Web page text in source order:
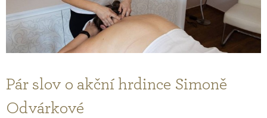
Pár slov o akční hrdince Simoně
Odvárkové